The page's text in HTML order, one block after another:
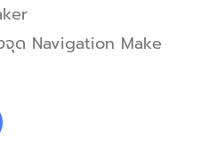
จุด Navigation Make